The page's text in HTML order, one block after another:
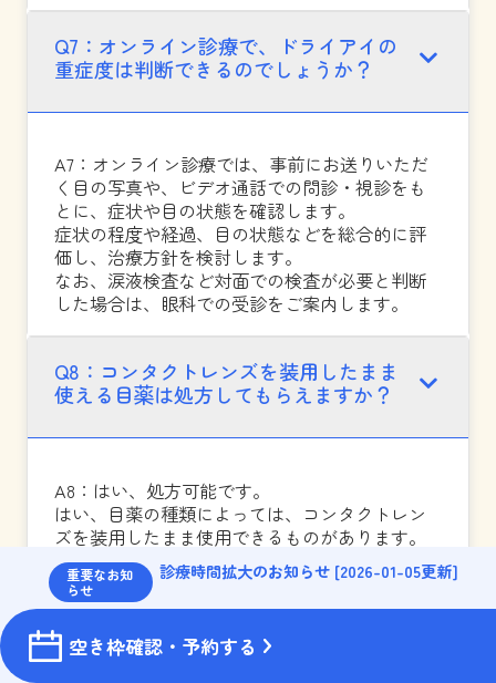
重要なお知
らせ
診療時間拡大のお知らせ [2026-01-05更新]
空き枠確認・予約する
Q7：オンライン診療で、ドライアイの
重症度は判断できるのでしょうか？
A7：オンライン診療では、事前にお送りいただ
く目の写真や、ビデオ通話での問診・視診をも
とに、症状や目の状態を確認します。
症状の程度や経過、目の状態などを総合的に評
価し、治療方針を検討します。
なお、涙液検査など対面での検査が必要と判断
した場合は、眼科での受診をご案内します。
Q8：コンタクトレンズを装用したまま
使える目薬は処方してもらえますか？
A8：はい、処方可能です。
はい、目薬の種類によっては、コンタクトレン
ズを装用したまま使用できるものがあります。
一方、コンタクトレンズを外してから点眼する
必要がある薬剤もあります。
診察時に、使用しているコンタクトレンズの種
類や装用状況を確認し、症状や目の状態に応じ
て薬剤を選択したうえで、使用方法をご案内し